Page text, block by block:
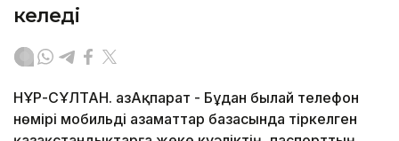
келеді
НҰР-СҰЛТАН. ҚазАқпарат - Бұдан былай телефон
нөмірі мобильді азаматтар базасында тіркелген